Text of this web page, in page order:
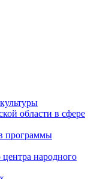
области в сфере
программы
народного